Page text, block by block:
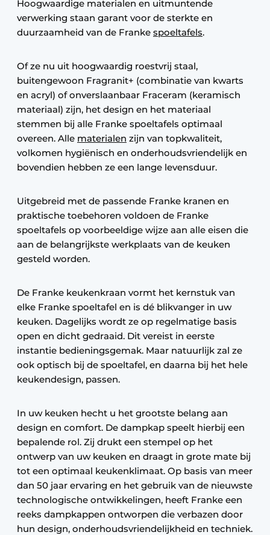
Hoogwaardige materialen en uitmuntende
verwerking staan garant voor de sterkte en
duurzaamheid van de Franke spoeltafels.
Of ze nu uit hoogwaardig roestvrij staal,
buitengewoon Fragranit+ (combinatie van kwarts
en acryl) of onverslaanbaar Fraceram (keramisch
materiaal) zijn, het design en het materiaal
stemmen bij alle Franke spoeltafels optimaal
overeen. Alle materialen zijn van topkwaliteit,
volkomen hygiënisch en onderhoudsvriendelijk en
bovendien hebben ze een lange levensduur.
Uitgebreid met de passende Franke kranen en
praktische toebehoren voldoen de Franke
spoeltafels op voorbeeldige wijze aan alle eisen die
aan de belangrijkste werkplaats van de keuken
gesteld worden.
De Franke keukenkraan vormt het kernstuk van
elke Franke spoeltafel en is dé blikvanger in uw
keuken. Dagelijks wordt ze op regelmatige basis
open en dicht gedraaid. Dit vereist in eerste
instantie bedieningsgemak. Maar natuurlijk zal ze
ook optisch bij de spoeltafel, en daarna bij het hele
keukendesign, passen.
In uw keuken hecht u het grootste belang aan
design en comfort. De dampkap speelt hierbij een
bepalende rol. Zij drukt een stempel op het
ontwerp van uw keuken en draagt in grote mate bij
tot een optimaal keukenklimaat. Op basis van meer
dan 50 jaar ervaring en het gebruik van de nieuwste
technologische ontwikkelingen, heeft Franke een
reeks dampkappen ontworpen die verbazen door
hun design, onderhoudsvriendelijkheid en techniek.